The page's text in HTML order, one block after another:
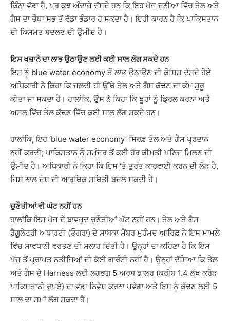
ਕਿੰਨਾ ਵੱਡਾ ਹੈ, ਪਰ ਕੁਝ ਅੰਦਾਜ਼ੇ ਦੱਸਦੇ ਹਨ ਕਿ ਇਹ ਖੋਜ ਦੁਨੀਆ ਵਿੱਚ ਤੇਲ ਅਤੇ
ਗੈਸ ਦਾ ਚੌਥਾ ਸਭ ਤੋਂ ਵੱਡਾ ਭੰਡਾਰ ਹੋ ਸਕਦਾ ਹੈ। ਇਹੀ ਕਾਰਨ ਹੈ ਕਿ ਪਾਕਿਸਤਾਨ
ਦੀ ਕਿਸਮਤ ਬਦਲਣ ਦੀ ਉਮੀਦ ਹੈ।
ਇਸ ਖਜ਼ਾਨੇ ਦਾ ਲਾਭ ਉਠਾਉਣ ਲਈ ਕਈ ਸਾਲ ਲੱਗ ਸਕਦੇ ਹਨ
ਇਸ ਨੂੰ blue water economy ਤੋਂ ਲਾਭ ਉਠਾਉਣ ਦੀ ਕੋਸ਼ਿਸ਼ ਦੱਸਦੇ ਹੋਏ
ਅਧਿਕਾਰੀ ਨੇ ਕਿਹਾ ਕਿ ਜਲਦੀ ਹੀ ਉੱਥੇ ਤੇਲ ਅਤੇ ਗੈਸ ਕੱਢਣ ਦਾ ਕੰਮ ਸ਼ੁਰੂ
ਕੀਤਾ ਜਾ ਸਕਦਾ ਹੈ। ਹਾਲਾਂਕਿ, ਉਸ ਨੇ ਕਿਹਾ ਕਿ ਖੂਹਾਂ ਨੂੰ ਡ੍ਰਿਲ ਕਰਨਾ ਅਤੇ
ਅਸਲ ਵਿੱਚ ਤੇਲ ਕੱਢਣ ਵਿੱਚ ਕਈ ਸਾਲ ਲੱਗ ਸਕਦੇ ਹਨ।
ਹਾਲਾਂਕਿ, ਇਹ ‘blue water economy’ ਸਿਰਫ਼ ਤੇਲ ਅਤੇ ਗੈਸ ਪ੍ਰਦਾਨ
ਨਹੀਂ ਕਰਦੀ; ਪਾਕਿਸਤਾਨ ਨੂੰ ਸਮੁੰਦਰ ਤੋਂ ਕਈ ਹੋਰ ਕੀਮਤੀ ਖਣਿਜ ਮਿਲਣ ਦੀ
ਉਮੀਦ ਹੈ। ਅਧਿਕਾਰੀ ਨੇ ਕਿਹਾ ਕਿ ਇਸ ‘ਤੇ ਤੁਰੰਤ ਕਾਰਵਾਈ ਕਰਨ ਦੀ ਲੋੜ ਹੈ,
ਜਿਸ ਨਾਲ ਦੇਸ਼ ਦੀ ਆਰਥਿਕ ਸਥਿਤੀ ਬਦਲ ਸਕਦੀ ਹੈ।
ਚੁਣੌਤੀਆਂ ਵੀ ਘੱਟ ਨਹੀਂ ਹਨ
ਹਾਲਾਂਕਿ ਇਸ ਖੋਜ ਦੇ ਬਾਵਜੂਦ ਚੁਣੌਤੀਆਂ ਘੱਟ ਨਹੀਂ ਹਨ। ਤੇਲ ਅਤੇ ਗੈਸ
ਰੈਗੂਲੇਟਰੀ ਅਥਾਰਟੀ (ਓਗਰਾ) ਦੇ ਸਾਬਕਾ ਮੈਂਬਰ ਮੁਹੰਮਦ ਆਰਿਫ਼ ਨੇ ਇਸ ਮਾਮਲੇ
ਵਿੱਚ ਸਾਵਧਾਨੀ ਵਰਤਣ ਦੀ ਸਲਾਹ ਦਿੱਤੀ ਹੈ। ਉਨ੍ਹਾਂ ਦਾ ਕਹਿਣਾ ਹੈ ਕਿ ਇਸ
ਖੋਜ ਤੋਂ ਪ੍ਰਾਪਤ ਨਤੀਜਿਆਂ ਦੀ ਕੋਈ ਗਾਰੰਟੀ ਨਹੀਂ ਹੈ। ਉਨ੍ਹਾਂ ਦੱਸਿਆ ਕਿ ਤੇਲ
ਅਤੇ ਗੈਸ ਦੇ Harness ਲਈ ਲਗਭਗ 5 ਅਰਬ ਡਾਲਰ (ਕਰੀਬ 1.4 ਲੱਖ ਕਰੋੜ
ਪਾਕਿਸਤਾਨੀ ਰੁਪਏ) ਦਾ ਵੱਡਾ ਨਿਵੇਸ਼ ਕਰਨਾ ਪਵੇਗਾ ਅਤੇ ਇਸ ਨੂੰ ਕੱਢਣ ਲਈ 5
ਸਾਲ ਦਾ ਸਮਾਂ ਲੱਗ ਸਕਦਾ ਹੈ।